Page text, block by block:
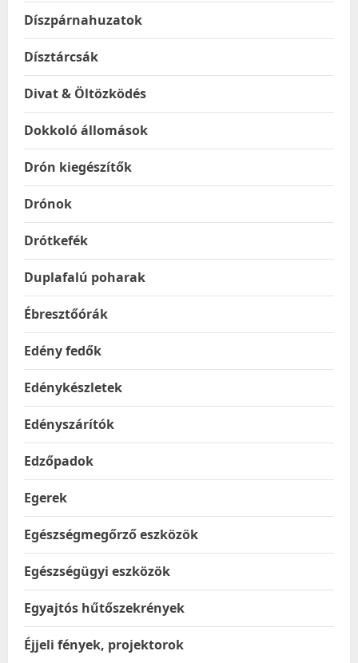
Díszpárnahuzatok
Dísztárcsák
Divat & Öltözködés
Dokkoló állomások
Drón kiegészítők
Drónok
Drótkefék
Duplafalú poharak
Ébresztőórák
Edény fedők
Edénykészletek
Edényszárítók
Edzőpadok
Egerek
Egészségmegőrző eszközök
Egészségügyi eszközök
Egyajtós hűtőszekrények
Éjjeli fények, projektorok